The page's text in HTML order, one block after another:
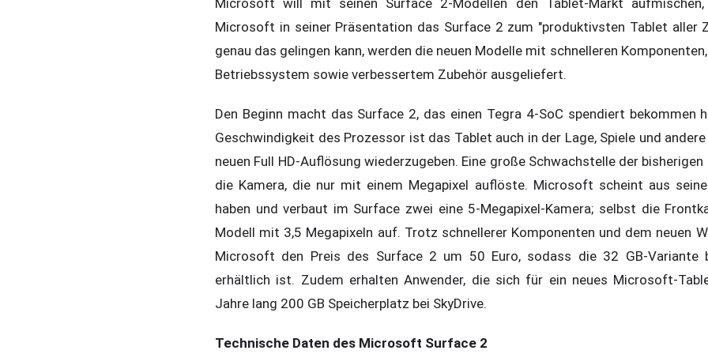
Microsoft in seiner Präsentation das Surface 2 zum "produktivsten Tablet aller
genau das gelingen kann, werden die neuen Modelle mit schnelleren
Betriebssystem sowie verbessertem Zubehör ausgeliefert.
Den Beginn macht das Surface 2, das einen Tegra 4-SoC spendiert bekommen
Geschwindigkeit des Prozessor ist das Tablet auch in der Lage, Spiele und
neuen Full HD-Auflösung wiederzugeben. Eine große Schwachstelle der bisherigen
die Kamera, die nur mit einem Megapixel auflöste. Microsoft scheint aus
haben und verbaut im Surface zwei eine 5-Megapixel-Kamera; selbst die
Modell mit 3,5 Megapixeln auf. Trotz schnellerer Komponenten und dem neuen
Microsoft den Preis des Surface 2 um 50 Euro, sodass die 32 GB-Variante
erhältlich ist. Zudem erhalten Anwender, die sich für ein neues Microsoft-
Jahre lang 200 GB Speicherplatz bei SkyDrive.
Technische Daten des Microsoft Surface 2